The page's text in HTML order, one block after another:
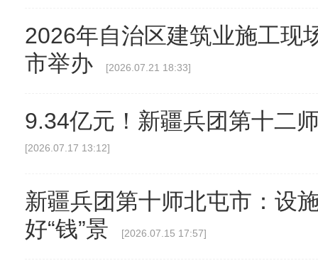
2026年自治区建筑业施工现
市举办
[2026.07.21 18:33]
9.34亿元！新疆兵团第十二
[2026.07.17 13:12]
新疆兵团第十师北屯市：设
好“钱”景
[2026.07.15 17:57]